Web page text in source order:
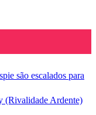
são escalados para
(Rivalidade Ardente)